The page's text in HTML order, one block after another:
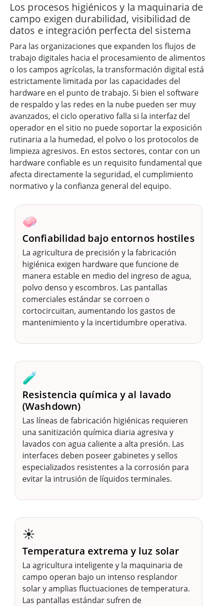
Los procesos higiénicos y la maquinaria de
campo exigen durabilidad, visibilidad de
datos e integración perfecta del sistema
Para las organizaciones que expanden los flujos de
trabajo digitales hacia el procesamiento de alimentos
o los campos agrícolas, la transformación digital está
estrictamente limitada por las capacidades del
hardware en el punto de trabajo. Si bien el software
de respaldo y las redes en la nube pueden ser muy
avanzados, el ciclo operativo falla si la interfaz del
operador en el sitio no puede soportar la exposición
rutinaria a la humedad, el polvo o los protocolos de
limpieza agresivos. En estos sectores, contar con un
hardware confiable es un requisito fundamental que
afecta directamente la seguridad, el cumplimiento
normativo y la confianza general del equipo.
🧼
Confiabilidad bajo entornos hostiles
La agricultura de precisión y la fabricación
higiénica exigen hardware que funcione de
manera estable en medio del ingreso de agua,
polvo denso y escombros. Las pantallas
comerciales estándar se corroen o
cortocircuitan, aumentando los gastos de
mantenimiento y la incertidumbre operativa.
🧪
Resistencia química y al lavado
(Washdown)
Las líneas de fabricación higiénicas requieren
una sanitización química diaria agresiva y
lavados con agua caliente a alta presión. Las
interfaces deben poseer gabinetes y sellos
especializados resistentes a la corrosión para
evitar la intrusión de líquidos terminales.
☀️
Temperatura extrema y luz solar
La agricultura inteligente y la maquinaria de
campo operan bajo un intenso resplandor
solar y amplias fluctuaciones de temperatura.
Las pantallas estándar sufren de